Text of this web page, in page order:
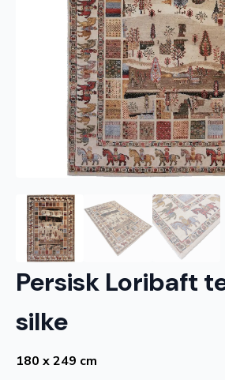
Persisk Loribaft
silke
180 x 249 cm